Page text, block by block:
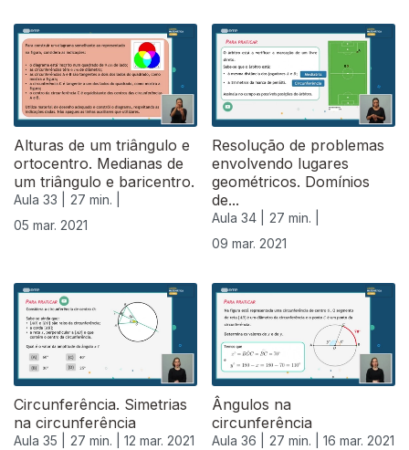
Alturas de um triângulo e
ortocentro. Medianas de
um triângulo e baricentro.
Aula 33 |
27 min. |
05 mar. 2021
Resolução de problemas
envolvendo lugares
geométricos. Domínios
de...
Aula 34 |
27 min. |
09 mar. 2021
Circunferência. Simetrias
na circunferência
Aula 35 | 27 min. | 12 mar. 2021
Ângulos na
circunferência
Aula 36 | 27 min. | 16 mar. 2021
531113